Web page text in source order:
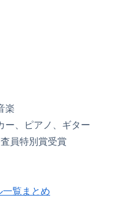
楽
ー、ピアノ、ギター
員特別賞受賞
一覧まとめ